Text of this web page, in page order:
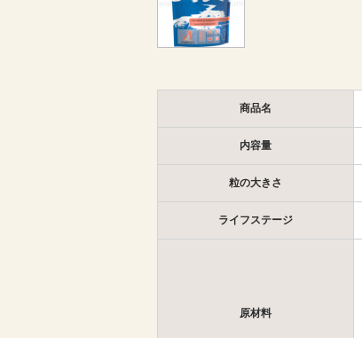
商品名
内容量
粒の大きさ
ライフステージ
原材料